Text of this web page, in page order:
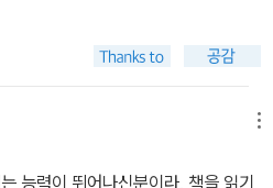
능력이 뛰어나신분이라, 책을 읽기